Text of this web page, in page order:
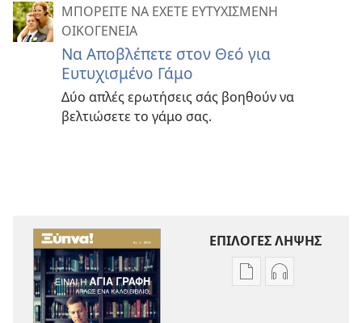
ΜΠΟΡΕΙΤΕ ΝΑ ΕΧΕΤΕ ΕΥΤΥΧΙΣΜΕΝΗ
ΟΙΚΟΓΕΝΕΙΑ
Να Αποβλέπετε στον Θεό για
Ευτυχισμένο Γάμο
Δύο απλές ερωτήσεις σάς βοηθούν να
βελτιώσετε το γάμο σας.
ΕΠΙΛΟΓΕΣ ΛΗΨΗΣ
ΕπιλογέςΕπιλογές